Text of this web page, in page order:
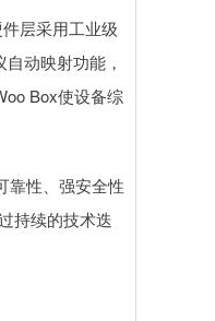
层采用工业级
动映射功能，
Box使设备综
靠性、强安全性
持续的技术迭